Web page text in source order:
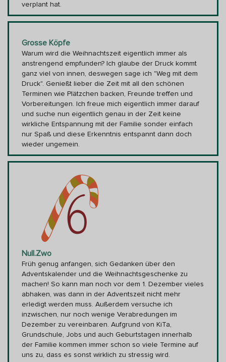
verplant hat.
Grosse Köpfe
Warum wird die Weihnachtszeit eigentlich immer als
anstrengend empfunden? Ich glaube der Druck kommt
ganz viel von innen, deswegen sage ich "Weg mit dem
Druck". Genießt lieber die Zeit mit all den schönen
Terminen wie Plätzchen backen, Freunde treffen und
Vorbereitungen. Ich freue mich eigentlich immer darauf
und suche nun eigentlich genau in der Zeit keine
wirkliche Entspannung mit der Familie sonder einfach
nur Spaß und diese Erkenntnis entspannt dann doch
wieder ungemein.
Null.Zwo
Früh genug anfangen, sich Gedanken über den
Adventskalender und die Weihnachtsgeschenke zu
machen! So kann man noch vor dem 1. Dezember vieles
abhaken, was dann in der Adventszeit nicht mehr
erledigt werden muss. Außerdem versuche ich
inzwischen, nur noch wenige Verabredungen im
Dezember zu vereinbaren. Aufgrund von KiTa,
Grundschule, Jobs und auch Geburtstagen innerhalb
der Familie kommen immer schon so viele Termine auf
uns zu, dass es sonst wirklich zu stressig wird.